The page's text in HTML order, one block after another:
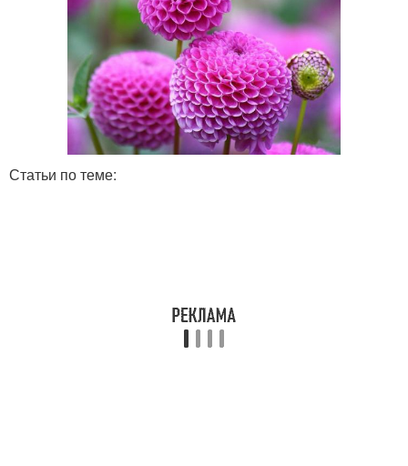
Статьи по теме: